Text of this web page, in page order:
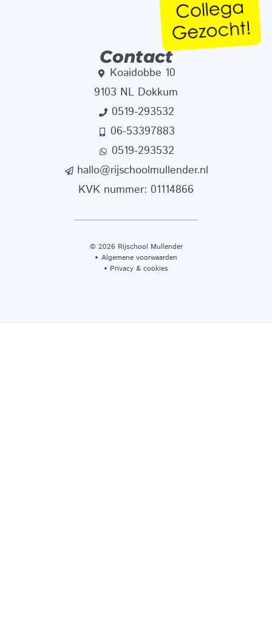
Contact
Koaidobbe 10
9103 NL Dokkum
0519-293532
06-53397883
0519-293532
hallo@rijschoolmullender.nl
KVK nummer: 01114866
© 2026 Rijschool Mullender
Algemene voorwaarden
Privacy & cookies